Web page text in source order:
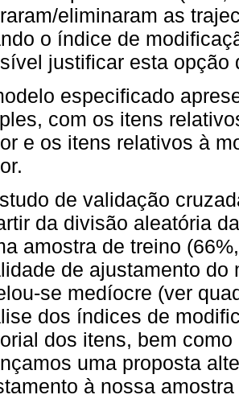
eliminaram as
o índice de
justificar esta opção
especificado
com os itens
e os itens relativos à
de validação
da divisão aleatória
amostra de treino
de ajustamento do
se medíocre (ver
dos índices de
dos itens, bem
uma proposta
à nossa